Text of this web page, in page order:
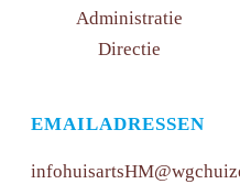
Administratie
Directie
EMAILADRESSEN